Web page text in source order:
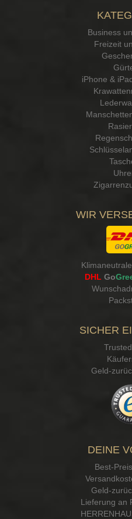
Business
Freizeit
iPhone &
WIR
DHL Go
SICHER
Geld-
DEINE
Best-
Geld-
Lieferung an